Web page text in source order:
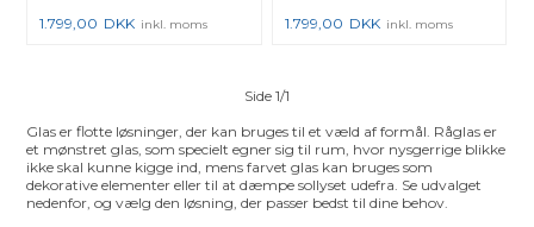
1.799,00 DKK inkl. moms 1.799,00 DKK inkl. moms
Side 1/1
Glas er flotte løsninger, der kan bruges til et væld af formål. Råglas er
et mønstret glas, som specielt egner sig til rum, hvor nysgerrige blikke
ikke skal kunne kigge ind, mens farvet glas kan bruges som
dekorative elementer eller til at dæmpe sollyset udefra. Se udvalget
nedenfor, og vælg den løsning, der passer bedst til dine behov.